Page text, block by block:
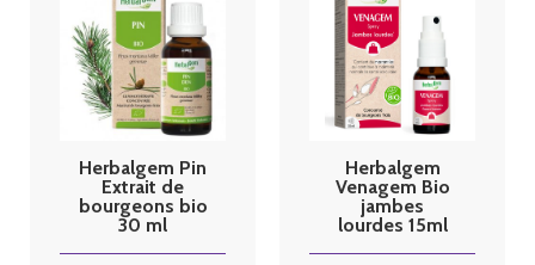
Herbalgem Pin
Extrait de
bourgeons bio
30 ml
Herbalgem
Venagem Bio
jambes
lourdes 15ml